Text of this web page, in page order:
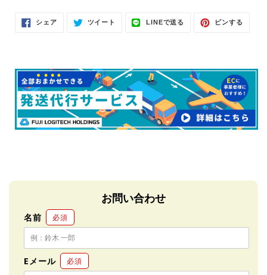
シェアFacebookツイート
Twitter
LINEで送る
LINE
ピンする
お問い合わせ
名前 必須
Eメール 必須